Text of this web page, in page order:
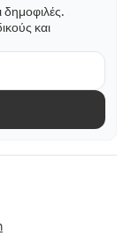
δημοφιλές.
και